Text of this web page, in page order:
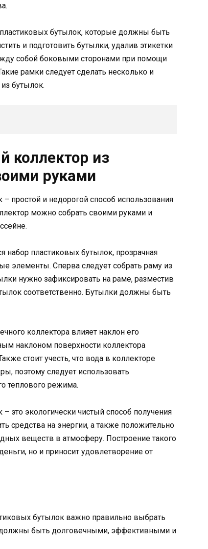
бутылок, которые должны быть
и подготовить бутылки, удалив этикетки
собой боковыми сторонами при помощи
рамки следует сделать несколько и
бутылок.
коллектор из
руками
простой и недорогой способ использования
можно собрать своими руками и
набор пластиковых бутылок, прозрачная
элементы. Сперва следует собрать раму из
нужно зафиксировать на раме, разместив
соответственно. Бутылки должны быть
коллектора влияет наклон его
наклоном поверхности коллектора
стоит учесть, что вода в коллекторе
поэтому следует использовать
теплового режима.
это экологически чистый способ получения
средства на энергии, а также положительно
веществ в атмосферу. Построение такого
но и приносит удовлетворение от
бутылок важно правильно выбрать
должны быть долговечными, эффективными и